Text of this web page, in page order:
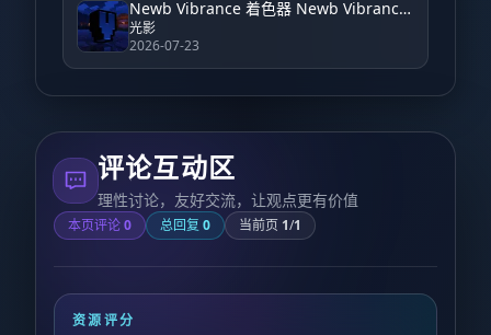
Newb Vibrance 着色器 Newb Vibrance Shader
光影
2026-07-23
评论互动区
理性讨论，友好交流，让观点更有价值
本页评论0 总回复 0 当前页 1/1
资源评分